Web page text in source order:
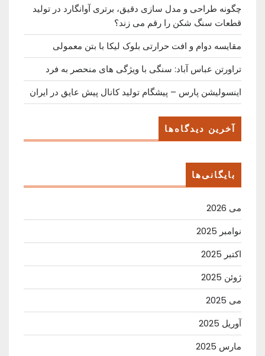
چگونه طراحی و مدل سازی دقیق، برتری آوانگارد در تولید
قطعات سنگ شکن را رقم می زند؟
مقایسه دوام و افت حرارتی بلوک لیکا با بتن معمولی
تراورتن عباس آباد: سنگی با ویژگی های منحصر به فرد
اینسولیشن پارس – پیشگام تولید کانال پیش عایق در ایران
آخرین دیدگاه‌ها
بایگانی‌ها
می 2026
نوامبر 2025
اکتبر 2025
ژوئن 2025
می 2025
آوریل 2025
مارس 2025